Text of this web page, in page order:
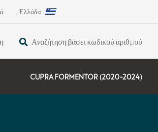
Ελλάδα
Αναζήτηση βάσει κωδικού αριθμού
CUPRA FORMENTOR (2020-2024)